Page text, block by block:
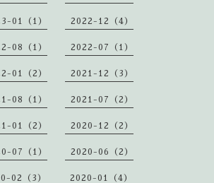
01（1） 2022-12（4）
08（1） 2022-07（1）
01（2） 2021-12（3）
08（1） 2021-07（2）
01（2） 2020-12（2）
07（1） 2020-06（2）
02（3） 2020-01（4）